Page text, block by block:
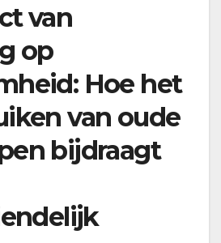
van
op
Hoe het
van oude
bijdraagt